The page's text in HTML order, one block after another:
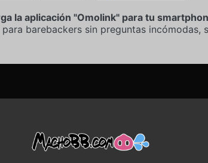
la aplicación "Omolink" para tu
barebackers sin preguntas incómodas,